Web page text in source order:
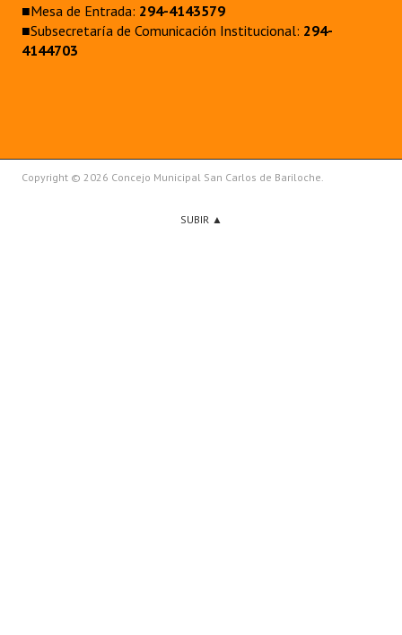
■Mesa de Entrada: 294-4143579
■Subsecretaría de Comunicación Institucional: 294-
4144703
Copyright © 2026 Concejo Municipal San Carlos de Bariloche.
SUBIR ▲